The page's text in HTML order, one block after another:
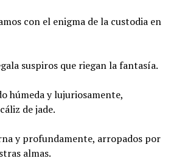
con el enigma de la custodia en
suspiros que riegan la fantasía.
húmeda y lujuriosamente,
de jade.
y profundamente, arropados por
almas.